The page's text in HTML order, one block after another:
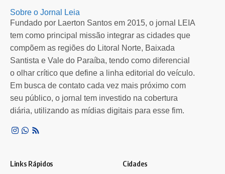
Prefeitura de SP realiza ação de prevenção ao HIV na
Praça Oswaldo Cruz
Unidade móvel oferece vários serviços, além de distribuição de insumos
de prevenção…
Sobre o Jornal Leia
Fundado por Laerton Santos em 2015, o jornal LEIA
tem como principal missão integrar as cidades que
compõem as regiões do Litoral Norte, Baixada
Santista e Vale do Paraíba, tendo como diferencial
o olhar crítico que define a linha editorial do veículo.
Em busca de contato cada vez mais próximo com
seu público, o jornal tem investido na cobertura
diária, utilizando as mídias digitais para esse fim.
Links Rápidos Cidades